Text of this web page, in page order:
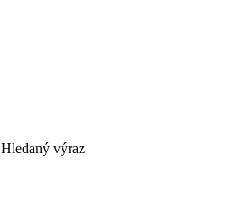
Hledaný výraz